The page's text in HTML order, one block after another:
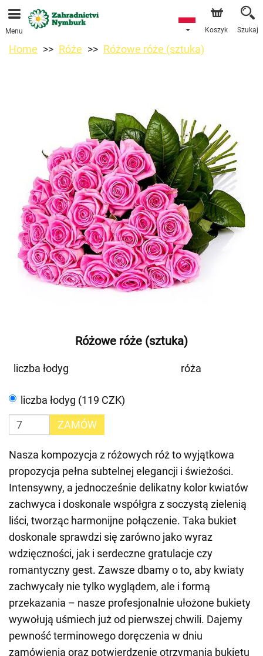
Przyjmujemy zamówienia za pośrednictwem naszego
sklepu internetowego. Najbliższy możliwy termin dostawy
to 11.08.2026 z powodu urlopu.
Menu Koszyk Szukaj
Home Róże Różowe róże (sztuka)
Różowe róże (sztuka)
liczba łodyg róża
liczba łodyg (119 CZK)
ZAMÓW
Nasza kompozycja z różowych róż to wyjątkowa
propozycja pełna subtelnej elegancji i świeżości.
Intensywny, a jednocześnie delikatny kolor kwiatów
zachwyca i doskonale współgra z soczystą zielenią
liści, tworząc harmonijne połączenie. Taka bukiet
doskonale sprawdzi się zarówno jako wyraz
wdzięczności, jak i serdeczne gratulacje czy
romantyczny gest. Zawsze dbamy o to, aby kwiaty
zachwycały nie tylko wyglądem, ale i formą
przekazania – nasze profesjonalnie ułożone bukiety
wywołują uśmiech już od pierwszej chwili. Dajemy
pewność terminowego doręczenia w dniu
zamówienia oraz potwierdzenie otrzymania bukietu